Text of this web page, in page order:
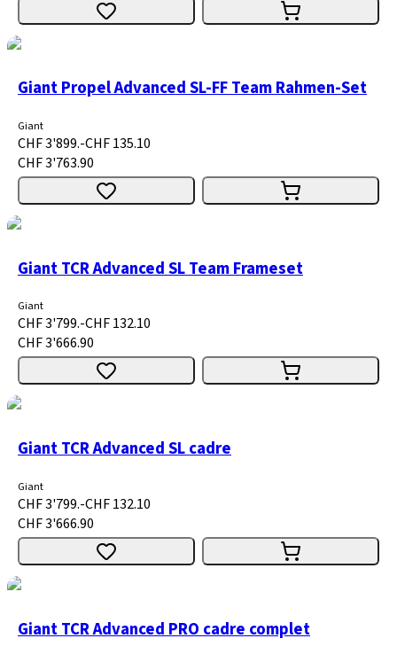
Giant Propel Advanced SL-FF Team Rahmen-Set
Giant
CHF 3'899.-CHF 135.10
CHF 3'763.90
Giant TCR Advanced SL Team Frameset
Giant
CHF 3'799.-CHF 132.10
CHF 3'666.90
Giant TCR Advanced SL cadre
Giant
CHF 3'799.-CHF 132.10
CHF 3'666.90
Giant TCR Advanced PRO cadre complet